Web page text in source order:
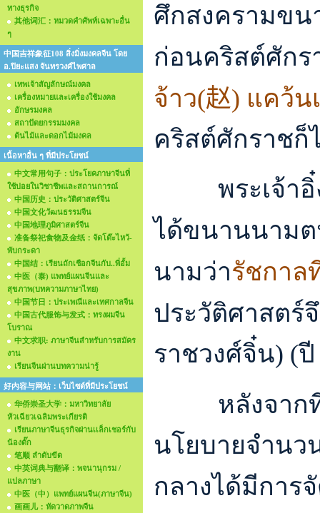
ทางธุรกิจ
其他词汇：หมวดคำศัพท์เฉพาะอื่น
ๆ
中国吉祥象征108 สิ่งมิ่งมงคลจีน โดย
อ.ปิยะแสง จันทรวงศ์ไพศาล
เทพเจ้าสัญลักษณ์มงคล
เครื่องหมายและเครื่องใช้มงคล
อักษรมงคล
สถาปัตยกรรมมงคล
ต้นไม้และดอกไม้มงคล
เนื้อหาอื่น ๆ ที่มีประโยชน์
中文常用句子：ประโยคภาษาจีนที่
ใช้บ่อยในวิชาชีพและสถานการณ์
中国历史：ประวัติศาสตร์จีน
中国文化วัฒนธรรมจีน
中国地理ภูมิศาสตร์จีน
准备祭祀食物及金纸：จัดโต๊ะไหว้-
พับกระดา
中国结：เรียนถักเชือกจีนกับ..พี่อั้ม
中医（泰) แพทย์แผนจีนและ
สุขภาพ(บทความภาษาไทย)
中国节日：ประเพณีและเทศกาลจีน
中国古代服饰与发式：ทรงผมจีน
โบราณ
中文求职: ภาษาจีนสำหรับการสมัคร
งาน
เรียนจีนผ่านบทความน่ารู้
好内容与网站：เว็บไซด์ที่มีประโยชน์
华侨崇圣大学：มหาวิทยาลัย
หัวเฉียวเฉลิมพระเกียรติ
เรียนภาษาจีนธุรกิจผ่านเเล็กเชอร์กับ
น้องตั๊ก
笔顺 ลำดับขีด
中英词典与翻译：พจนานุกรม /
แปลภาษา
中医（中）แพทย์แผนจีน(ภาษาจีน)
画画儿：หัดวาดภาพจีน
ศึกสงครามขน
ก่อนคริสต์ศักร
จ้าว(赵) แคว้น
คริสต์ศักราชก็
พระเจ้า
ได้ขนานนามต
นามว่ารัชกาล
ประวัติศาสตร์
ราชวงศ์จิ๋น) (
หลังจาก
นโยบายจำนว
กลางได้มีการ